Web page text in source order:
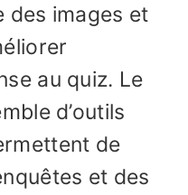
des images et
au quiz. Le
d’outils
de
et des